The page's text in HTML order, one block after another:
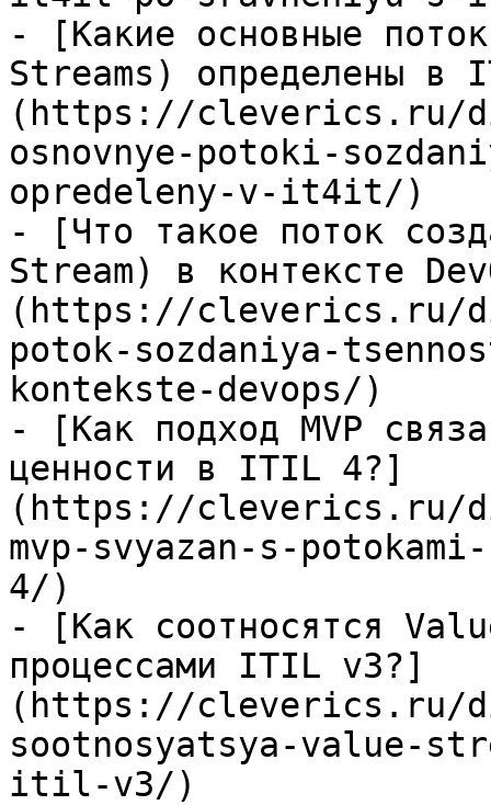
- [Какие основные
Streams) определены в
(https://cleverics.ru/
osnovnye-potoki-
opredeleny-v-it4it/)
- [Что такое поток
Stream) в контексте
(https://cleverics.ru/
potok-sozdaniya-
kontekste-devops/)
- [Как подход MVP
ценности в ITIL 4?]
(https://cleverics.ru/
mvp-svyazan-s-
4/)
- [Как соотносятся
процессами ITIL v3?]
(https://cleverics.ru/
sootnosyatsya-value-
itil-v3/)